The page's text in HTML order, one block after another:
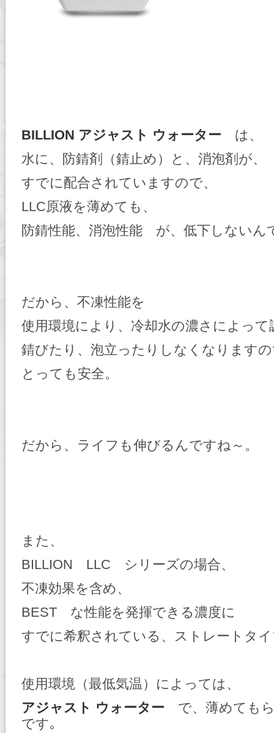
BILLION アジャスト ウォーター は、
水に、防錆剤（錆止め）と、消泡剤が、
すでに配合されていますので、
LLC原液を薄めても、
防錆性能、消泡性能 が、低下しないん
だから、不凍性能を
使用環境により、冷却水の濃さによって
錆びたり、泡立ったりしなくなります
とっても安全。
だから、ライフも伸びるんですね～。
また、
BILLION LLC シリーズの場合、
不凍効果を含め、
BEST な性能を発揮できる濃度に
すでに希釈されている、ストレートタ
使用環境（最低気温）によっては、
アジャスト ウォーター で、薄めても
です｡